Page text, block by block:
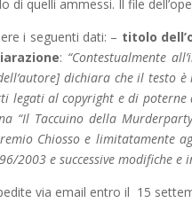
di quelli ammessi. Il file
i seguenti dati: – titolo
: “Contestualmente
dichiara che il testo
al copyright e di
“Il Taccuino della
Chiosso e limitatamente
2003 e successive modifiche e
via email entro il 15